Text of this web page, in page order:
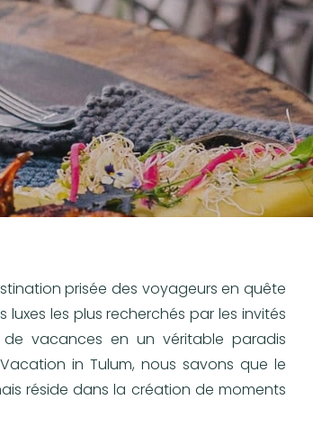
prisée des voyageurs en quête
luxes les plus recherchés par les invités
vacances en un véritable paradis
in Tulum, nous savons que le
réside dans la création de moments